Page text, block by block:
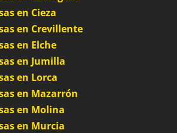
en Cieza
en Crevillente
en Elche
en Jumilla
en Lorca
en Mazarrón
en Molina
en Murcia